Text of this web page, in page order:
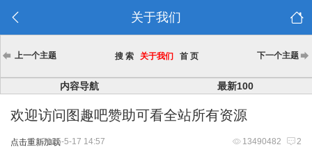
关于我们
上一个主题 搜 索 关于我们 首 页 下一个主题
内容导航 最新100
欢迎访问图趣吧赞助可看全站所有资源
点击重新加载 13490482 2
2025-5-17 14:57